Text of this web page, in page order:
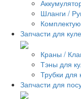
Шланги /
Запчасти для
Краны /
Тэны для
Трубки для
Запчасти для